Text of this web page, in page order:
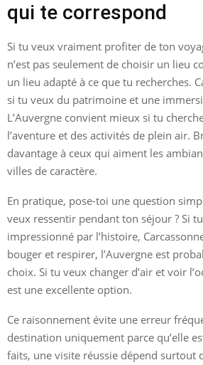
qui te correspond
Si tu veux vraiment profiter de ton
n’est pas seulement de choisir un lieu
un lieu adapté à ce que tu recherches.
si tu veux du patrimoine et une
L’Auvergne convient mieux si tu
l’aventure et des activités de plein air.
davantage à ceux qui aiment les
villes de caractère.
En pratique, pose-toi une question
veux ressentir pendant ton séjour ? Si
impressionné par l’histoire,
bouger et respirer, l’Auvergne est
choix. Si tu veux changer d’air et voir
est une excellente option.
Ce raisonnement évite une erreur
destination uniquement parce qu’elle
faits, une visite réussie dépend surtout